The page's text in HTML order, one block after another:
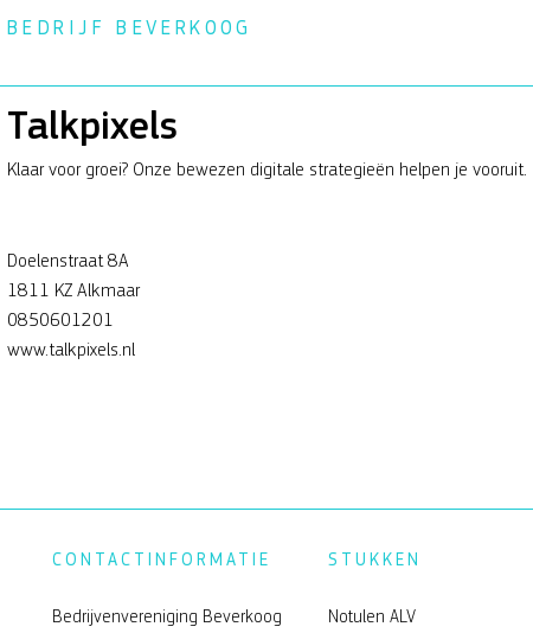
BEDRIJF BEVERKOOG
Talkpixels
Klaar voor groei? Onze bewezen digitale strategieën helpen je vooruit.
Doelenstraat 8A
1811 KZ Alkmaar
0850601201
www.talkpixels.nl
CONTACTINFORMATIE
Bedrijvenvereniging Beverkoog
STUKKEN
Notulen ALV